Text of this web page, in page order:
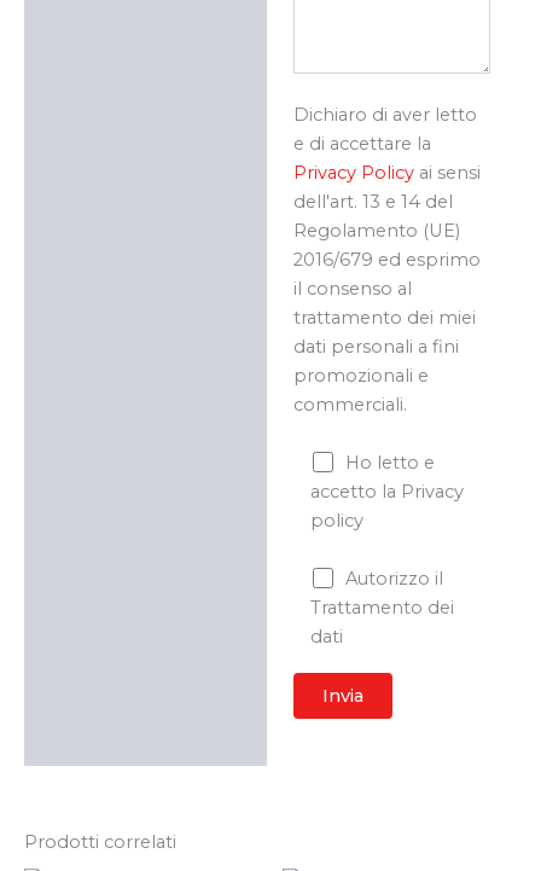
Dichiaro di aver letto
e di accettare la
Privacy Policyai sensi
dell'art. 13 e 14 del
Regolamento (UE)
2016/679 ed esprimo
il consenso al
trattamento dei miei
dati personali a fini
promozionali e
commerciali.
Ho letto e
accetto la Privacy
policy
Autorizzo il
Trattamento dei
dati
Prodotti correlati